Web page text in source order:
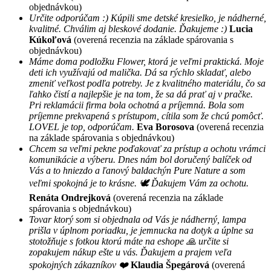
objednávkou)
Určite odporúčam :) Kúpili sme detské kresielko, je nádherné,
kvalitné. Chválim aj bleskové dodanie. Ďakujeme :) Lucia
Kúkoľová (overená recenzia na základe spárovania s
objednávkou)
Máme doma podložku Flower, ktorá je veľmi praktická. Moje
deti ich využívajú od malička. Dá sa rýchlo skladať, alebo
zmeniť veľkost podľa potreby. Je z kvalitného materiálu, čo sa
ľahko čistí a najlepšie je na tom, že sa dá prať aj v pračke.
Pri reklamácii firma bola ochotná a príjemná. Bola som
príjemne prekvapená s prístupom, cítila som že chcú pomôcť.
LOVEL je top, odporúčam. Eva Borosova (overená recenzia
na základe spárovania s objednávkou)
Chcem sa veľmi pekne poďakovať za prístup a ochotu vrámci
komunikácie a výberu. Dnes nám bol doručený balíček od
Vás a to hniezdo a ľanový baldachýn Pure Nature a som
veľmi spokojná je to krásne. 🕊 Ďakujem Vám za ochotu.
Renáta Ondrejková (overená recenzia na základe
spárovania s objednávkou)
Tovar ktorý som si objednala od Vás je nádherný, lampa
prišla v úplnom poriadku, je jemnucka na dotyk a úplne sa
stotožňuje s fotkou ktorú máte na eshope 🙏 určite si
zopakujem nákup ešte u vás. Ďakujem a prajem veľa
spokojných zákazníkov ❤️ Klaudia Špegárová (overená